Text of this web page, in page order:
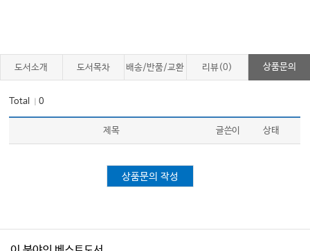
도서소개 도서목차 배송/반품/교환 리뷰(0) 상품문의
Total ｜0
제목 글쓴이 상태
상품문의 작성